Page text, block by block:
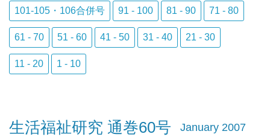
101-105・106合併号 91 - 100 81 - 90 71 - 80
61 - 70 51 - 60 41 - 50 31 - 40 21 - 30
11 - 20 1 - 10
生活福祉研究 通巻60号 January 2007